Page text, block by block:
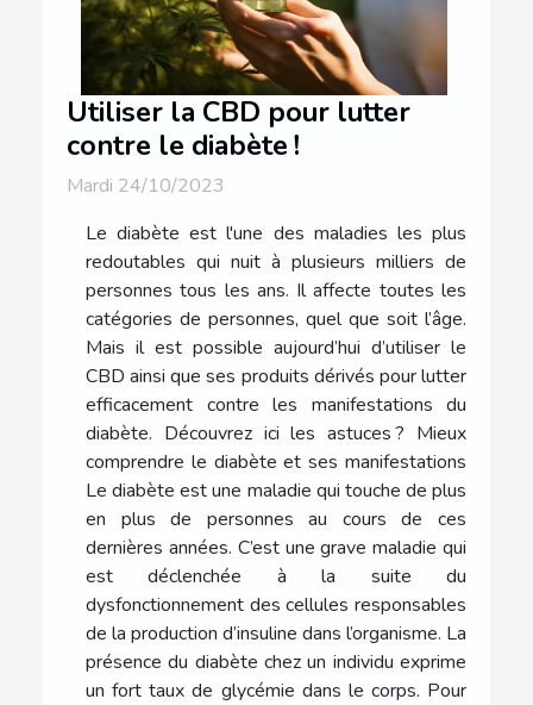
Utiliser la CBD pour lutter
contre le diabète !
Mardi 24/10/2023
Le diabète est l'une des maladies les plus
redoutables qui nuit à plusieurs milliers de
personnes tous les ans. Il affecte toutes les
catégories de personnes, quel que soit l’âge.
Mais il est possible aujourd’hui d’utiliser le
CBD ainsi que ses produits dérivés pour lutter
efficacement contre les manifestations du
diabète. Découvrez ici les astuces ? Mieux
comprendre le diabète et ses manifestations
Le diabète est une maladie qui touche de plus
en plus de personnes au cours de ces
dernières années. C’est une grave maladie qui
est déclenchée à la suite du
dysfonctionnement des cellules responsables
de la production d’insuline dans l’organisme. La
présence du diabète chez un individu exprime
un fort taux de glycémie dans le corps. Pour